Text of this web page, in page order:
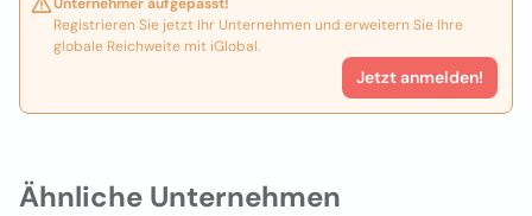
Ähnliche Unternehmen
Registrieren Sie jetzt Ihr Unternehmen und erweitern Sie Ihre
globale Reichweite mit iGlobal.
Jetzt anmelden!